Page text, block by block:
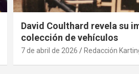
David Coulthard revela su
colección de vehículos
7 de abril de 2026 Redacción